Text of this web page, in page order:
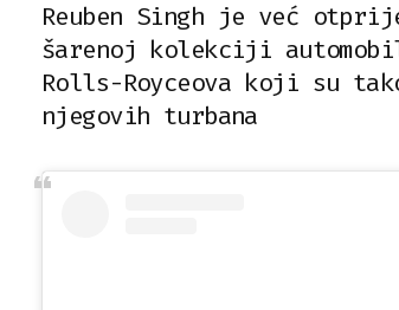
Reuben Singh je već
šarenoj kolekciji
Rolls-Royceova koji su
njegovih turbana